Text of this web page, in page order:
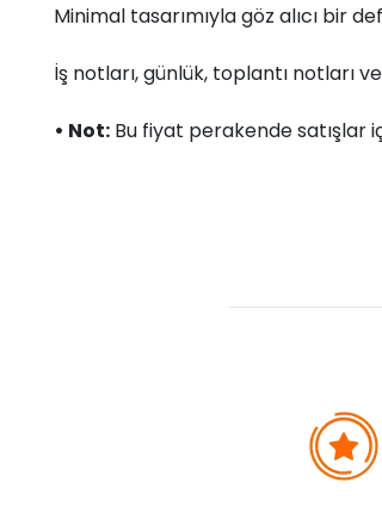
Minimal tasarımıyla göz alıcı bir
İş notları, günlük, toplantı notları
• Not: Bu fiyat perakende satışlar